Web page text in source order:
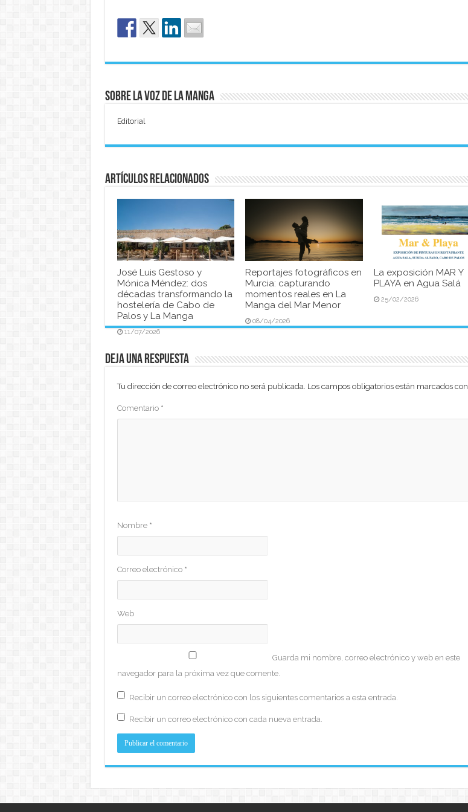
Sobre La Voz de La Manga
Editorial
Artículos relacionados
José Luis Gestoso y
Mónica Méndez: dos
décadas transformando la
hostelería de Cabo de
Palos y La Manga
11/07/2026
Reportajes fotográficos en
Murcia: capturando
momentos reales en La
Manga del Mar Menor
08/04/2026
La exposición MAR Y
PLAYA en Agua Salá
25/02/2026
Deja una respuesta
Tu dirección de correo electrónico no será publicada. Los campos obligatorios están marcados con
Comentario *
Nombre *
Correo electrónico *
Web
Guarda mi nombre, correo electrónico y web en este
navegador para la próxima vez que comente.
Recibir un correo electrónico con los siguientes comentarios a esta entrada.
Recibir un correo electrónico con cada nueva entrada.